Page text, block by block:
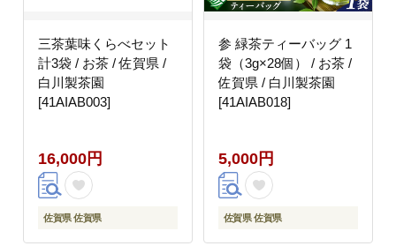
三茶葉味くらべセット
計3袋 / お茶 / 佐賀県 /
白川製茶園
[41AIAB003]
16,000円
佐賀県 佐賀県
参 緑茶ティーバッグ 1
袋（3g×28個） / お茶 /
佐賀県 / 白川製茶園
[41AIAB018]
5,000円
佐賀県 佐賀県